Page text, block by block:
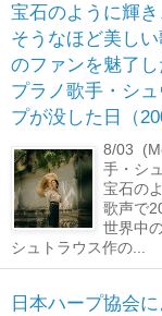
宝石のように輝
そうなほど美し
のファンを魅了
プラノ歌手・シ
プが没した日（
8/03
手・シ
宝石の
歌声で
世界中
シュトラウス作の...
日本ハープ協会